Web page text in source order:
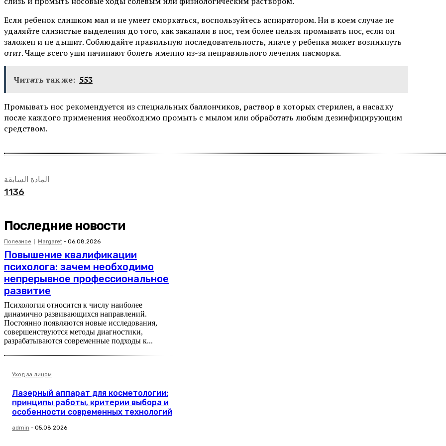
Если ребенок слишком мал и не умеет сморкаться, воспользуйтесь аспиратором. Ни в коем случае не
удаляйте слизистые выделения до того, как закапали в нос, тем более нельзя промывать нос, если он
заложен и не дышит. Соблюдайте правильную последовательность, иначе у ребенка может возникнуть
отит. Чаще всего уши начинают болеть именно из-за неправильного лечения насморка.
Читать так же: 553
Промывать нос рекомендуется из специальных баллончиков, раствор в которых стерилен, а насадку
после каждого применения необходимо промыть с мылом или обработать любым дезинфицирующим
средством.
المادة السابقة
1136
Последние новости
Полезное Margaret - 06.08.2026
Повышение квалификации
психолога: зачем необходимо
непрерывное профессиональное
развитие
Психология относится к числу наиболее
динамично развивающихся направлений.
Постоянно появляются новые исследования,
совершенствуются методы диагностики,
разрабатываются современные подходы к...
Уход за лицом
Лазерный аппарат для косметологии:
принципы работы, критерии выбора и
особенности современных технологий
admin - 05.08.2026